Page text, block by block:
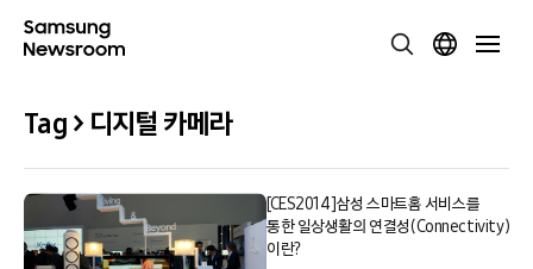
Tag > 디지털 카메라
[CES2014]삼성 스마트홈 서비스를
통한 일상생활의 연결성(Connectivity)
이란?